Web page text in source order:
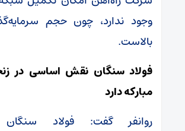
وجود ندارد، چون حجم
بالاست.
فولاد سنگان نقش اساسی در
مبارکه دارد
روانفر گفت: فولاد